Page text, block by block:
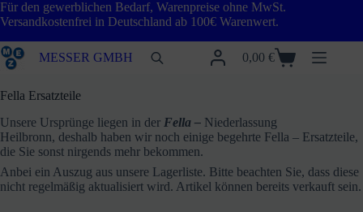
Zum
Inhalt
Für den gewerblichen Bedarf, Warenpreise ohne MwSt.
Versandkostenfrei in Deutschland ab 100€ Warenwert.
MESSER GMBH Warenkorb
0,00€
Fella Ersatzteile
Unsere Ursprünge liegen in der Fella – Niederlassung
Heilbronn, deshalb haben wir noch einige begehrte Fella – Ersatzteile,
die Sie sonst nirgends mehr bekommen.
Anbei ein Auszug aus unsere Lagerliste. Bitte beachten Sie, dass diese
nicht regelmäßig aktualisiert wird. Artikel können bereits verkauft sein.